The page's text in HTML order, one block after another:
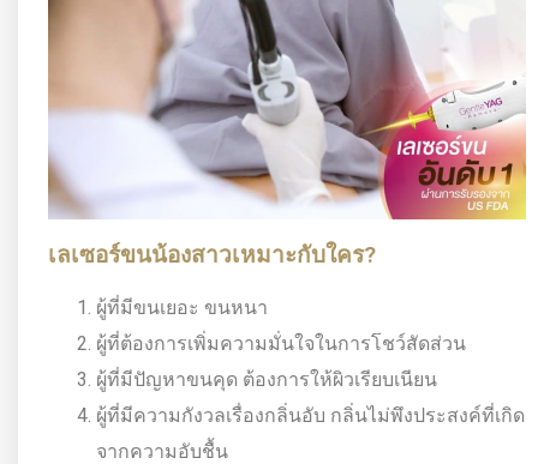
เลเซอร์ขนน้องสาวเหมาะกับใคร?
ผู้ที่มีขนเยอะ ขนหนา
ผู้ที่ต้องการเพิ่มความมั่นใจในการโชว์สัดส่วน
ผู้ที่มีปัญหาขนคุด ต้องการให้ผิวเรียบเนียน
ผู้ที่มีความกังวลเรื่องกลิ่นอับ กลิ่นไม่พึงประสงค์ที่เกิด
จากความอับชื้น